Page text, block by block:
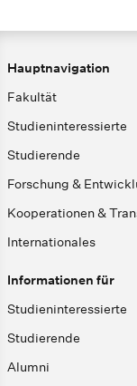
Hauptnavigation
Fakultät
Studieninteressierte
Studierende
Forschung &
Kooperationen &
Internationales
Informationen für
Studieninteressierte
Studierende
Alumni